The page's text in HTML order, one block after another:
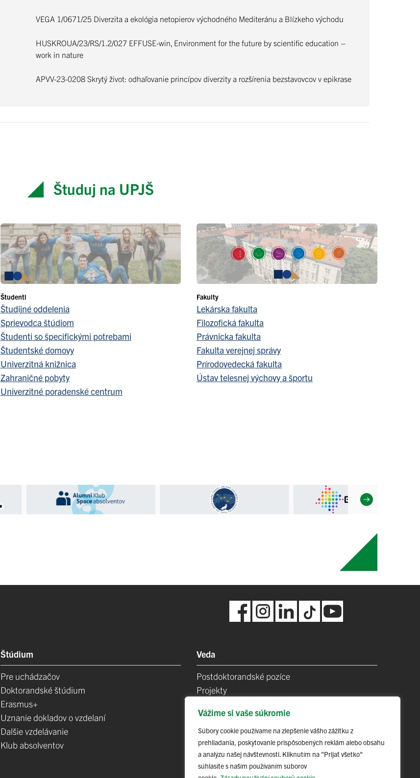
Vážime si vaše súkromie
Súbory cookie používame na zlepšenie vášho zážitku z
prehliadania, poskytovanie prispôsobených reklám alebo obsahu
a analýzu našej návštevnosti. Kliknutím na "Prijať všetko"
súhlasíte s naším používaním súborov
VEGA 1/0671/25 Diverzita a ekológia netopierov východného Mediteránu a Blízkeho východu
HUSKROUA/23/RS/1.2/027 EFFUSE-win, Environment for the future by scientific education –
work in nature
APVV-23-0208 Skrytý život: odhaľovanie princípov diverzity a rozšírenia bezstavovcov v epikrase
Študuj na UPJŠ
Študenti
Študijné oddelenia
Sprievodca štúdiom
Študenti so špecifickými potrebami
Študentské domovy
Univerzitná knižnica
Zahraničné pobyty
Univerzitné poradenské centrum
Fakulty
Lekárska fakulta
Filozofická fakulta
Právnicka fakulta
Fakulta verejnej správy
Prírodovedecká fakulta
Ústav telesnej výchovy a športu
Štúdium
Pre uchádzačov
Doktorandské štúdium
Erasmus+
Uznanie dokladov o vzdelaní
Dalšie vzdelávanie
Klub absolventov
Veda
Postdoktorandské pozíce
Projekty
TIP-UPJŠ
Vedecké parky
Evidencia publikačnej činnosti
Habilitačné a vymenúvacie konania